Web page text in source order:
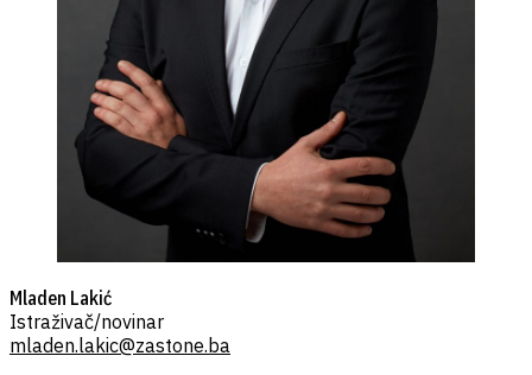
Mladen Lakić
Istraživač/novinar
mladen.lakic@zastone.ba